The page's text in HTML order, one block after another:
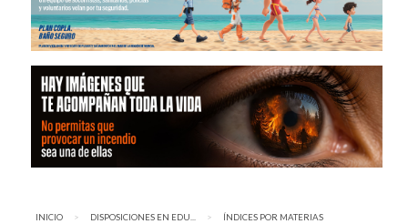
INICIO DISPOSICIONES EN EDU... AQUÍ:
ÍNDICES POR MATERIAS